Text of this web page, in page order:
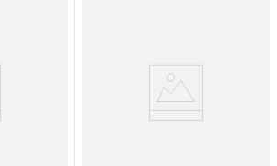
Comprar